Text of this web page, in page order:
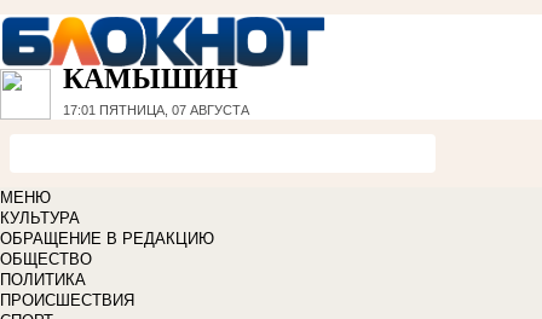
КАМЫШИН
17:01 ПЯТНИЦА, 07 АВГУСТА
МЕНЮ
КУЛЬТУРА
ОБРАЩЕНИЕ В РЕДАКЦИЮ
ОБЩЕСТВО
ПОЛИТИКА
ПРОИСШЕСТВИЯ